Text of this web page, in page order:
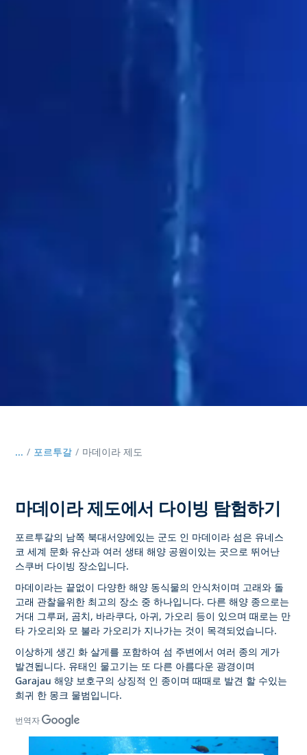
... / 포르투갈 마데이라 제도
마데이라 제도에서 다이빙 탐험하기
포르투갈의 남쪽 북대서양에있는 군도 인 마데이라 섬은 유네스
코 세계 문화 유산과 여러 생태 해양 공원이있는 곳으로 뛰어난
스쿠버 다이빙 장소입니다.
마데이라는 끝없이 다양한 해양 동식물의 안식처이며 고래와 돌
고래 관찰을위한 최고의 장소 중 하나입니다. 다른 해양 종으로는
거대 그루퍼, 곰치, 바라쿠다, 아귀, 가오리 등이 있으며 때로는 만
타 가오리와 모 불라 가오리가 지나가는 것이 목격되었습니다.
이상하게 생긴 화 살게를 포함하여 섬 주변에서 여러 종의 게가
발견됩니다. 유태인 물고기는 또 다른 아름다운 광경이며
Garajau 해양 보호구의 상징적 인 종이며 때때로 발견 할 수있는
희귀 한 몽크 물범입니다.
번역자